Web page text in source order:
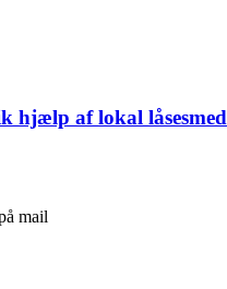
hjælp af lokal låsesmed
mail